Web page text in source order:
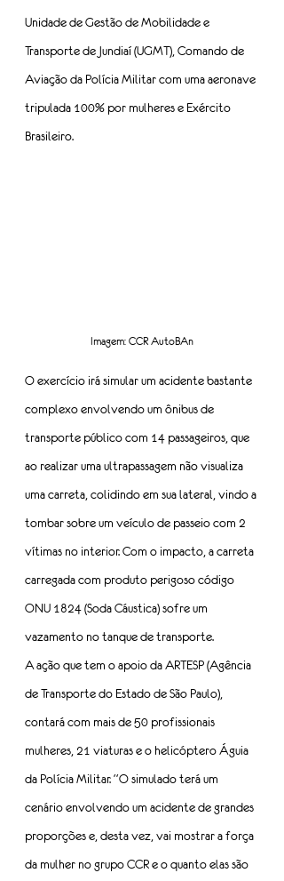
Unidade de Gestão de Mobilidade e
Transporte de Jundiaí (UGMT), Comando de
Aviação da Polícia Militar com uma aeronave
tripulada 100% por mulheres e Exército
Brasileiro.
Imagem: CCR AutoBAn
O exercício irá simular um acidente bastante
complexo envolvendo um ônibus de
transporte público com 14 passageiros, que
ao realizar uma ultrapassagem não visualiza
uma carreta, colidindo em sua lateral, vindo a
tombar sobre um veículo de passeio com 2
vítimas no interior. Com o impacto, a carreta
carregada com produto perigoso código
ONU 1824 (Soda Cáustica) sofre um
vazamento no tanque de transporte.
A ação que tem o apoio da ARTESP (Agência
de Transporte do Estado de São Paulo),
contará com mais de 50 profissionais
mulheres, 21 viaturas e o helicóptero Águia
da Polícia Militar. “O simulado terá um
cenário envolvendo um acidente de grandes
proporções e, desta vez, vai mostrar a força
da mulher no grupo CCR e o quanto elas são